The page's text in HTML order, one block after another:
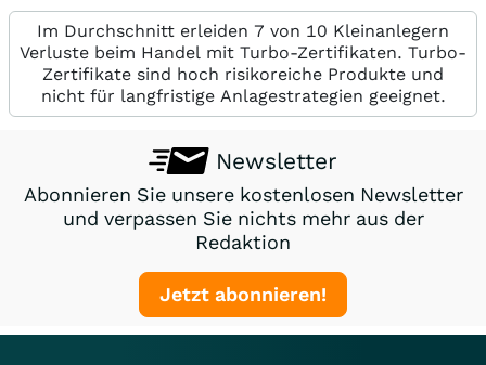
Im Durchschnitt erleiden 7 von 10 Kleinanlegern
Verluste beim Handel mit Turbo-Zertifikaten. Turbo-
Zertifikate sind hoch risikoreiche Produkte und
nicht für langfristige Anlagestrategien geeignet.
Newsletter
Abonnieren Sie unsere kostenlosen Newsletter
und verpassen Sie nichts mehr aus der
Redaktion
Jetzt abonnieren!